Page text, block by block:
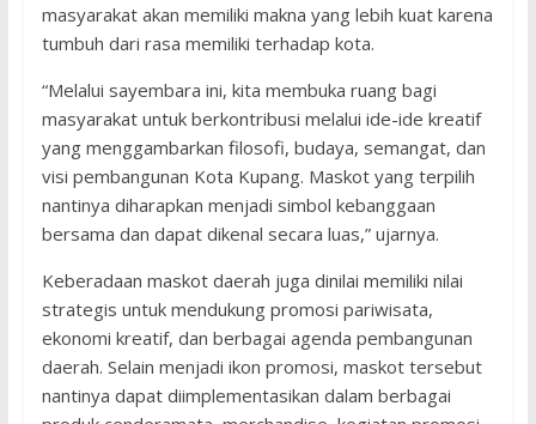
masyarakat akan memiliki makna yang lebih kuat karena
tumbuh dari rasa memiliki terhadap kota.
“Melalui sayembara ini, kita membuka ruang bagi
masyarakat untuk berkontribusi melalui ide-ide kreatif
yang menggambarkan filosofi, budaya, semangat, dan
visi pembangunan Kota Kupang. Maskot yang terpilih
nantinya diharapkan menjadi simbol kebanggaan
bersama dan dapat dikenal secara luas,” ujarnya.
Keberadaan maskot daerah juga dinilai memiliki nilai
strategis untuk mendukung promosi pariwisata,
ekonomi kreatif, dan berbagai agenda pembangunan
daerah. Selain menjadi ikon promosi, maskot tersebut
nantinya dapat diimplementasikan dalam berbagai